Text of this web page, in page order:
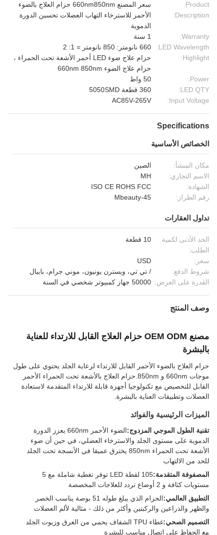
Product
Description:
سعر المصنع 660nm850nm حزام العلاج بالضوء
الأحمر للاسترخاء التهاب العضلات تحسين الدورة
الدموية
Warranty:
1 سنة
LED Wavelength:
660 نانومتر: 850 نانومتر = 1: 2
Highlight:
حزام علاج ضوء LED أحمر الأشعة تحت الحمراء ،
حزام علاج الضوء 660nm 850nm
Power:
50 واط
LED QTY:
360 قطعة 5050SMD
Input Voltage:
AC85V-265V
Specifications
الخصائص الأساسية
مكان المنشأ:
الصين
الاسم التجاري:
MH
الشهادة:
ISO CE ROHS FCC
رقم الطراز:
Mbeauty-45
تداول العقارات
الحد الأدنى لكمية
الطلب:
10 قطعة
سعر:
USD
شروط الدفع:
/ تي تي، ويسترن يونيون، موني جرام، بايبال
القدرة على العرض: 50000 جهاز كمبيوتر شخصي في السنة
وصف المنتج
مصنع OEM ODM حزام العلاج القابل للارتداء للعناية
بالبشرة
حزام العلاج بالضوء الأحمر القابل للارتداء لرعاية الجلد يحتوي على طول
موجات 660nm و 850nm.حزام العلاج بالأشعة تحت الحمراء الأحمر
القابل للتخصيص مع تكنولوجيا أجهزة قابلة للارتداء المتقدمة لاستعادة
العضلات وتطبيقات العناية بالبشرة.
الميزات الرئيسية والفوائد
تقنية الطول الموجي المزدوج:
الضوء الأحمر 660nm يعزز الدورة
الدموية على مستوى الجلد والاسترخاء العضلي، في حين أن ضوء
الأشعة تحت الحمراء 850nm يخترق عميقا في الأنسجة تحت الجلد
للحد من الالتهاب
المصفوفة المتقدمة:
105 لقطة LED توفر تغطية شاملة مع 5
مستويات كثافة و 2 أوضاع تردد للعلاجات المخصصة
التطبيق العالمي:
الحزام الذي يبلغ طوله 51 بوصة يناسب الخصر
والظهر والذراعين والركبتين وأكثر من ذلك - مثالية لألم العضلات
التصميم الصحي:
غطاء TPU الشفاف يحمي من العرق وزيوت الجلد
مع الحفاظ على اتصال مناسب للبشرة